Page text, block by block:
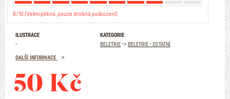
8/10 (Velmi pěkné, pouze drobná poškození)
ILUSTRACE
-
KATEGORIE
BELETRIE->BELETRIE - OSTATNÍ
DALŠÍ INFORMACE
50 Kč